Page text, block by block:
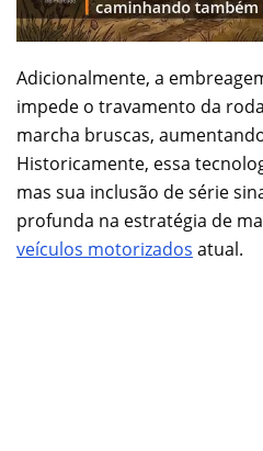
Adicionalmente, a
impede o travamento da
marcha bruscas,
Historicamente, essa
mas sua inclusão de série
profunda na estratégia de
veículos motorizados atual.